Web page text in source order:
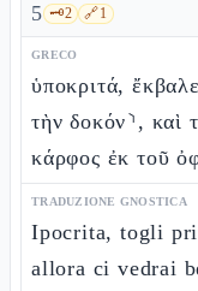
5 🗝️2 🔗1
GRECO
ὑποκριτά,
τὴν δοκόν⸃, καὶ
κάρφος ἐκ τοῦ
TRADUZIONE GNOSTICA
Ipocrita, togli
allora ci vedrai